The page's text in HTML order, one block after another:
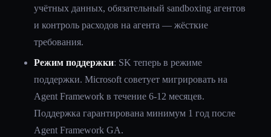
учётных данных, обязательный sandboxing агентов
и контроль расходов на агента — жёсткие
требования.
Режим поддержки: SK теперь в режиме
поддержки. Microsoft советует мигрировать на
Agent Framework в течение 6-12 месяцев.
Поддержка гарантирована минимум 1 год после
Agent Framework GA.